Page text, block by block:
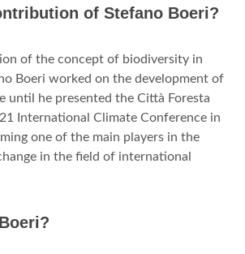
of Stefano Boeri?
of the concept of biodiversity in
Boeri worked on the development of
until he presented the Città Foresta
International Climate Conference in
one of the main players in the
in the field of international